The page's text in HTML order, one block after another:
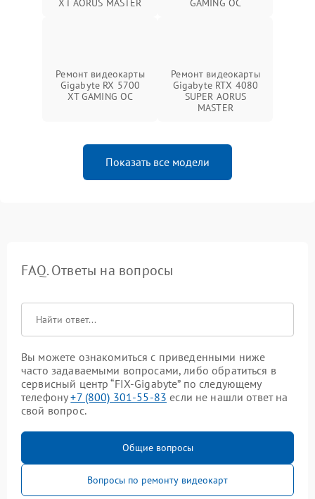
XT AORUS MASTER
GAMING OC
Ремонт видеокарты
Gigabyte RX 5700
XT GAMING OC
Ремонт видеокарты
Gigabyte RTX 4080
SUPER AORUS
MASTER
Показать все модели
FAQ. Ответы на вопросы
Вы можете ознакомиться с приведенными ниже
часто задаваемыми вопросами, либо обратиться в
сервисный центр “FIX-Gigabyte” по следующему
телефону+7 (800) 301-55-83 если не нашли ответ на
свой вопрос.
Общие вопросы
Вопросы по ремонту видеокарт